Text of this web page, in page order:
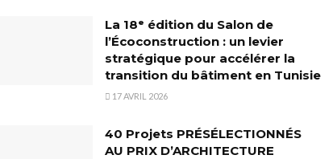
La 18ᵉ édition du Salon de
l’Écoconstruction : un levier
stratégique pour accélérer la
transition du bâtiment en Tunisie
17 AVRIL 2026
40 Projets PRÉSÉLECTIONNÉS
AU PRIX D’ARCHITECTURE